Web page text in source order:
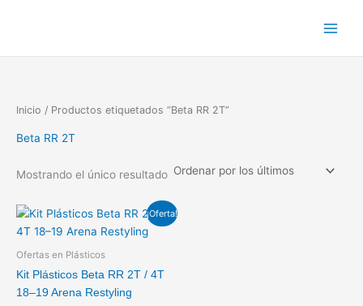
Inicio / Productos etiquetados “Beta RR 2T”
Beta RR 2T
Mostrando el único resultado
¡Oferta!
Ofertas en Plásticos
Kit Plásticos Beta RR 2T / 4T
18–19 Arena Restyling
El
original
era:
158,52€.
El
actual
110,96€.